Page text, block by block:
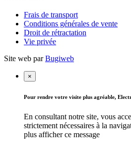
Frais de transport
Conditions générales de vente
Droit de rétractation
Vie privée
Site web parBugiweb
×
Pour rendre votre visite plus agréable,
En consultant notre site, vous
strictement nécessaires à la
plus afficher ce message